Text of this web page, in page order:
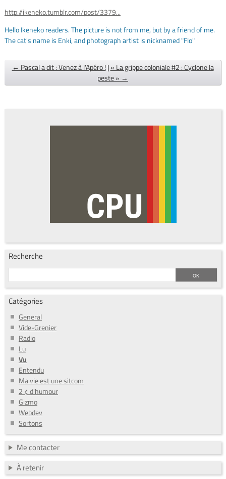
http://ikeneko.tumblr.com/post/3379...
Hello Ikeneko readers. The picture is not from me, but by a friend of me.
The cat's name is Enki, and photograph artist is nicknamed "Flo"
← Pascal a dit : Venez à l'Apéro ! |« La grippe coloniale #2 : Cyclone la
peste » →
Recherche
Catégories
General
Vide-Grenier
Radio
Lu
Vu
Entendu
Ma vie est une sitcom
2 ¢ d'humour
Gizmo
Webdev
Sortons
Me contacter
À retenir